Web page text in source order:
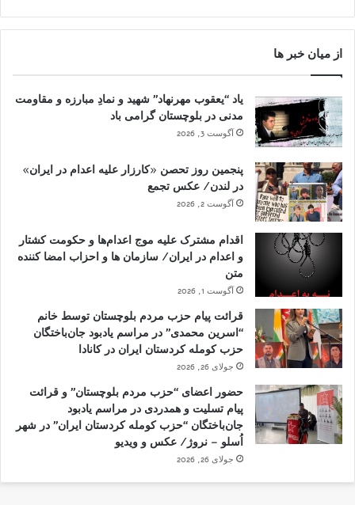
از میان خبر ها
یاد “یعقوب مهرنهاد” شهید و نمادِ مبارزه و مقاومت
مدنی در بلوچستان گرامی باد
آگوست 3, 2026
پنجمین روز تحصن «کارزار علیه اعدام در ایران»
در لندن/ عکس تجمع
آگوست 2, 2026
اقدام مشترک علیه موج اعدام‌ها و حکومت کشتار
و اعدام در ایران/ سازمان ها و احزاب امضا کننده
متن
آگوست 1, 2026
قرائت پیام حزب مردم بلوچستان توسط خانم
“اسرین محمدی” در مراسم یادبود جان‌باختگان
حزب کومله کردستان ایران در کانادا
جولای 26, 2026
حضور اعضای “حزب مردم بلوچستان” و قرائت
پیام تسلیت و همدردی در مراسم یادبود
جان‌باختگان “حزب کومله کردستان ایران” در شهر
اُسلو – نروژ/ عکس و ویدیو
جولای 26, 2026